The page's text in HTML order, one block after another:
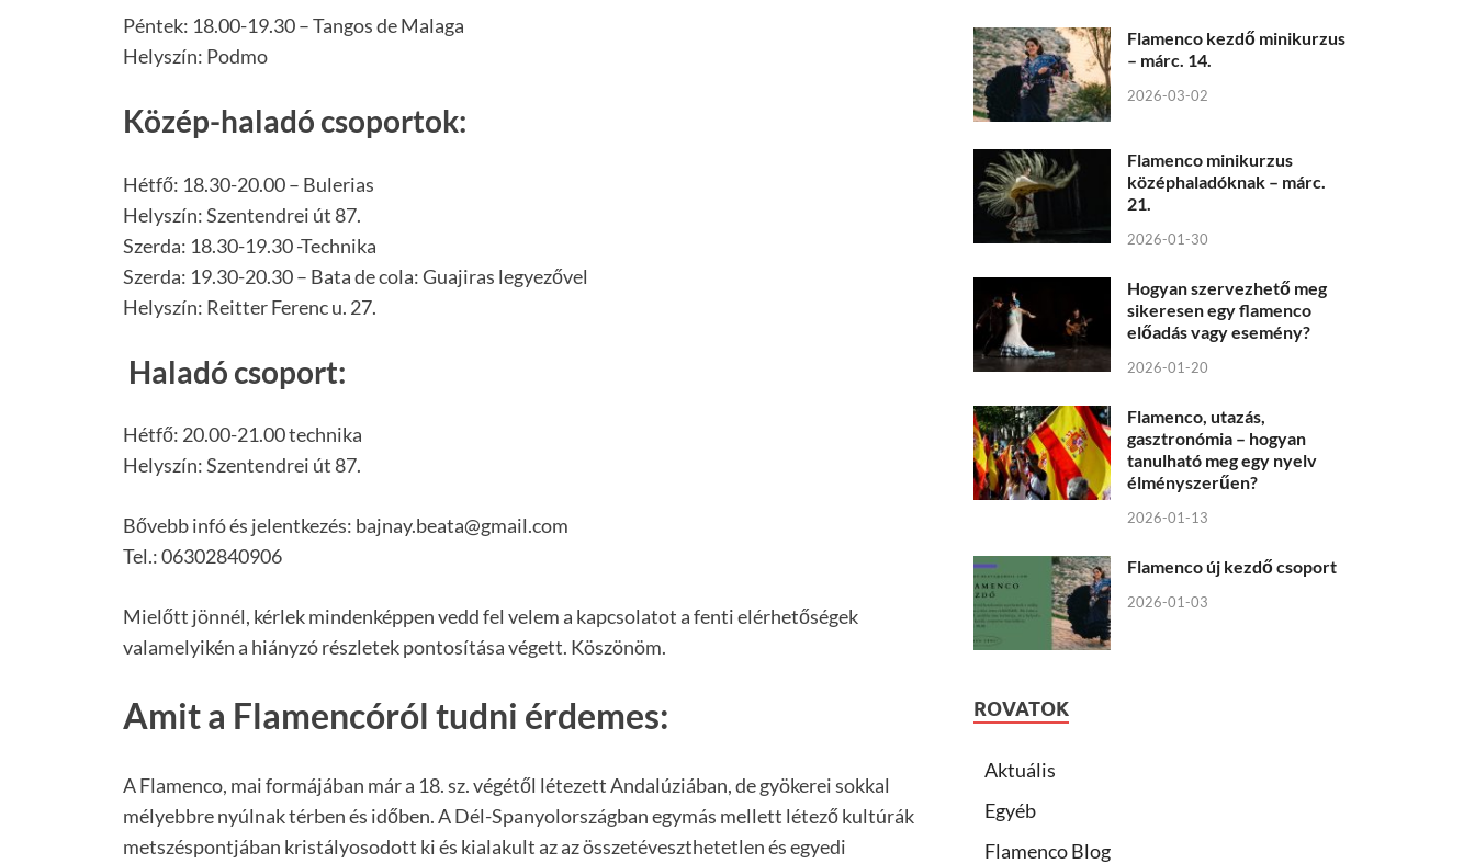
Péntek: 18.00-19.30 – Tangos de Malaga
Helyszín: Podmo
Közép-haladó csoportok:
Hétfő: 18.30-20.00 – Bulerias
Helyszín: Szentendrei út 87.
Szerda: 18.30-19.30 -Technika
Szerda: 19.30-20.30 – Bata de cola: Guajiras legyezővel
Helyszín: Reitter Ferenc u. 27.
Haladó csoport:
Hétfő: 20.00-21.00 technika
Helyszín: Szentendrei út 87.
Bővebb infó és jelentkezés: bajnay.beata@gmail.com
Tel.: 06302840906
Mielőtt jönnél, kérlek mindenképpen vedd fel velem a kapcsolatot a fenti elérhetőségek
valamelyikén a hiányzó részletek pontosítása végett. Köszönöm.
Amit a Flamencóról tudni érdemes:
A Flamenco, mai formájában már a 18. sz. végétől létezett Andalúziában, de gyökerei sokkal
mélyebbre nyúlnak térben és időben. A Dél-Spanyolországban egymás mellett létező kultúrák
metszéspontjában kristályosodott ki és kialakult az az összetéveszthetetlen és egyedi
Flamenco kezdő minikurzus
– márc. 14.
2026-03-02
Flamenco minikurzus
középhaladóknak – márc.
21.
2026-01-30
Hogyan szervezhető meg
sikeresen egy flamenco
előadás vagy esemény?
2026-01-20
Flamenco, utazás,
gasztronómia – hogyan
tanulható meg egy nyelv
élményszerűen?
2026-01-13
Flamenco új kezdő csoport
2026-01-03
ROVATOK
Aktuális
Egyéb
Flamenco Blog